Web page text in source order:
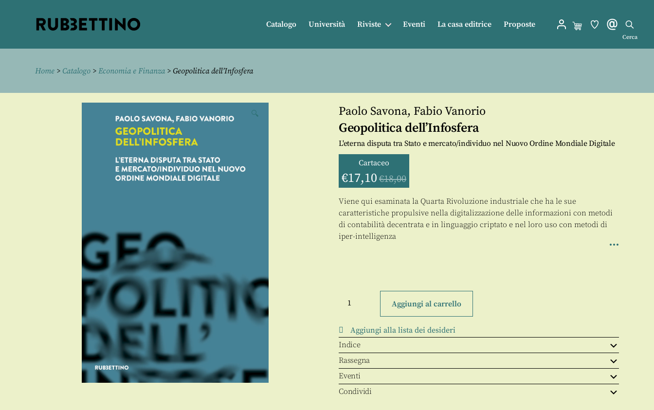
Catalogo Università Riviste Eventi La casa editrice Proposte
Cerca
Home > Catalogo > Economia e Finanza> Geopolitica dell’Infosfera
🔍 Paolo Savona, Fabio Vanorio
Geopolitica dell’Infosfera
L'eterna disputa tra Stato e mercato/individuo nel Nuovo Ordine Mondiale Digitale
Cartaceo
€17,10 €18,00
Viene qui esaminata la Quarta Rivoluzione industriale che ha le sue
caratteristiche propulsive nella digitalizzazione delle informazioni con metodi
di contabilità decentrata e in linguaggio criptato e nel loro uso con metodi di
iper-intelligenza
dell'Infosfera
Aggiungi al carrello
Aggiungi alla lista dei desideri
Indice
Rassegna
Eventi
Condividi